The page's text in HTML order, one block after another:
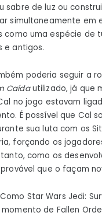
sabre de luz ou
simultaneamente em
como uma espécie de
e antigos.
poderia seguir a
Caídautilizado, já que
no jogo estavam
É possível que Cal
sua luta com os
forçando os
como os
que o façam
Como Star Wars Jedi:
de Fallen